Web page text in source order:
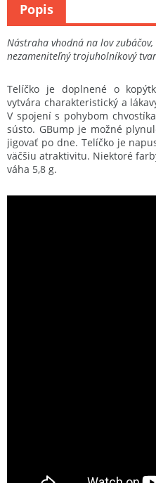
Nástraha vhodná na lov
nezameniteľný trojuholníkový
Telíčko je doplnené o
vytvára charakteristický a
V spojení s pohybom
sústo. GBump je možné
jigovať po dne. Telíčko je
väčšiu atraktivitu. Niektoré
váha 5,8 g.
Popis